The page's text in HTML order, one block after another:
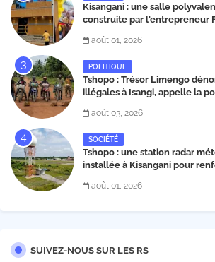
Kisangani : une salle
construite par l'entrepreneur
août 01, 2026
POLITIQUE
Tshopo : Trésor Limengo
illégales à Isangi, appelle la
août 03, 2026
SOCIÉTÉ
Tshopo : une station radar
installée à Kisangani pour
août 01, 2026
SUIVEZ-NOUS SUR LES RS